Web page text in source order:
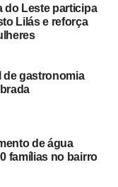
ajuizou
econômica. Na
legal e
paralisação.
50% da frota
sob pena de multa
da medida.
rodoviários do
a paralisação. No
a pedido do
do Leste participa
Lilás e reforça
de gastronomia
de água
famílias no bairro